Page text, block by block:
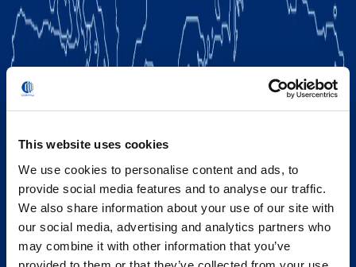
This website uses cookies
We use cookies to personalise content and ads, to
provide social media features and to analyse our traffic.
We also share information about your use of our site with
our social media, advertising and analytics partners who
may combine it with other information that you’ve